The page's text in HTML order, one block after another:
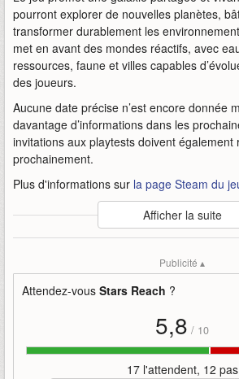
pourront explorer de nouvelles planètes,
transformer durablement les
met en avant des mondes réactifs, avec
ressources, faune et villes capables
des joueurs.
Aucune date précise n’est encore donnée
davantage d’informations dans les
invitations aux playtests doivent également
prochainement.
Plus d'informations sur la page Steam du
Auteur
Playable Worlds, Inc.
: Andy
playable-worlds-inc
stars-reach
Afficher la suite
Publicité ▴
Attendez-vous Stars Reach ?
5,8 / 10
17 l'attendent, 12 pas